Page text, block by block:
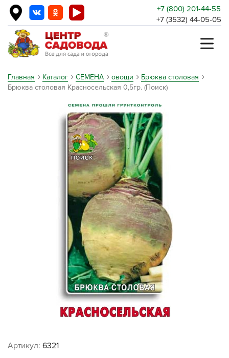
+7 (800) 201-44-55
+7 (3532) 44-05-05
Главная Каталог СЕМЕНА овощи
Брюква столовая
Брюква столовая Красносельская 0,5гр. (Поиск)
Артикул: 6321